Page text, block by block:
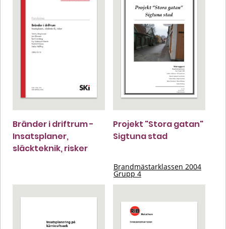
Bränder i driftrum -
Insatsplaner,
släckteknik, risker
Projekt "Stora gatan"
Sigtuna stad
Brandmästarklassen 2004
Grupp 4